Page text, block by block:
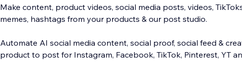
Make content, product videos, social media posts, videos,
memes, hashtags from your products & our post studio.
Automate AI social media content, social proof, social feed &
product to post for Instagram, Facebook, TikTok, Pinterest, YT